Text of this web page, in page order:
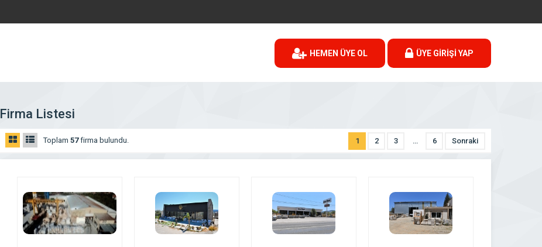
HEMEN ÜYE OL ÜYE GİRİŞİ YAP
Firma Listesi
Toplam 57firma bulundu. 1 2 3 … 6 Sonraki